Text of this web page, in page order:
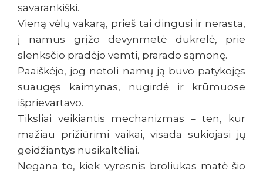
savarankiški.
Vieną vėlų vakarą, prieš tai dingusi ir nerasta,
į namus grįžo devynmetė dukrelė, prie
slenksčio pradėjo vemti, prarado sąmonę.
Paaiškėjo, jog netoli namų ją buvo patykojęs
suaugęs kaimynas, nugirdė ir krūmuose
išprievartavo.
Tiksliai veikiantis mechanizmas – ten, kur
mažiau prižiūrimi vaikai, visada sukiojasi jų
geidžiantys nusikaltėliai.
Negana to, kiek vyresnis broliukas matė šio